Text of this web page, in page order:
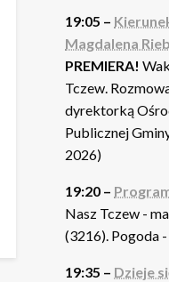
19:05 –
Magdalena
PREMIERA!
Tczew.
dyrektorką
Publicznej
2026)
19:20 –
Nasz Tczew -
(3216). Pogoda
19:35 – Dzieje